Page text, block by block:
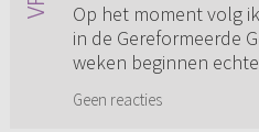
Op het moment volg
in de Gereformeerde
weken beginnen
anders meer mag
Geen reacties